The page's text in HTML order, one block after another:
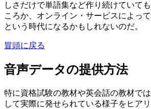
しさだけで単語集など作り続けていて
ころか、オンライン・サービスによっ
という時代になるかもしれないのだ。
冒頭に戻る
音声データの提供方法
特に資格試験の教材や英会話の教材で
して実際に発せられている様子をヒア